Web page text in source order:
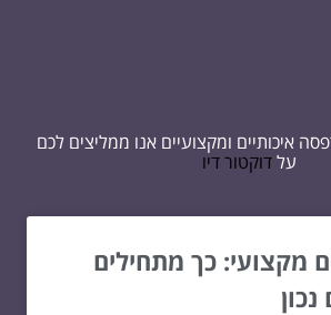
איכותיים ומקצועיים אנו ממליצים לכם
עלדוקטור דיו
מקצועי: כך מתחילים